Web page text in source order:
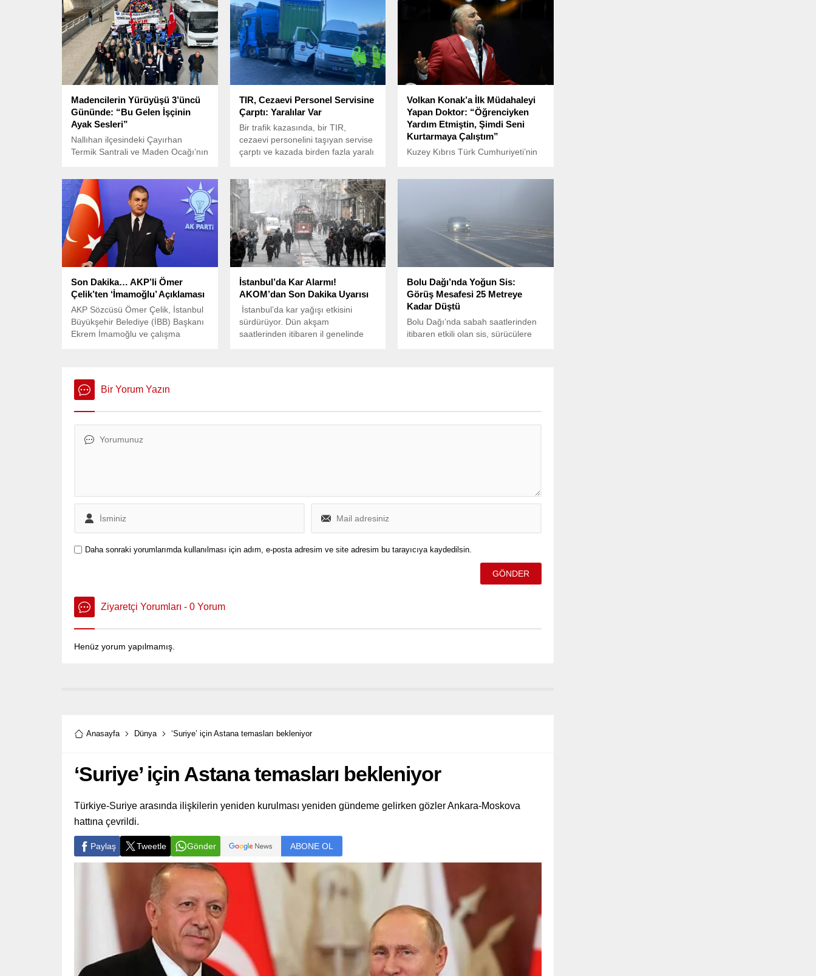
Madencilerin Yürüyüşü 3’üncü
Gününde: “Bu Gelen İşçinin
Ayak Sesleri”
Nallıhan ilçesindeki Çayırhan
Termik Santrali ve Maden Ocağı’nın
Beypazarı’ndan Ankara’ya doğru
başlattıkları yürüyüşün üçüncü
gününde, Sincan ilçesi Yenikent
semtinden ilerlemeye devam
ediyor.
TIR, Cezaevi Personel Servisine
Çarptı: Yaralılar Var
Bir trafik kazasında, bir TIR,
cezaevi personelini taşıyan servise
çarptı ve kazada birden fazla yaralı
meydana geldi. Cezaevi personelini
taşıyan servis aracı, seyir
halindeyken TIR’ın ani bir şekilde
kontrolünü kaybetmesi sonucu
çarpıştı. Kazanın ardından, olay
yerine çok sayıda sağlık ekibi ve
itfaiye ekibi...
Volkan Konak’a İlk Müdahaleyi
Yapan Doktor: “Öğrenciyken
Yardım Etmiştin, Şimdi Seni
Kurtarmaya Çalıştım”
Kuzey Kıbrıs Türk Cumhuriyeti’nin
Son Dakika… AKP’li Ömer
Çelik’ten ‘İmamoğlu’ Açıklaması
AKP Sözcüsü Ömer Çelik, İstanbul
Büyükşehir Belediye (İBB) Başkanı
Ekrem İmamoğlu ve çalışma
İstanbul’da Kar Alarmı!
AKOM’dan Son Dakika Uyarısı
İstanbul’da kar yağışı etkisini
sürdürüyor. Dün akşam
saatlerinden itibaren il genelinde
Bolu Dağı’nda Yoğun Sis:
Görüş Mesafesi 25 Metreye
Kadar Düştü
Bolu Dağı’nda sabah saatlerinden
itibaren etkili olan sis, sürücülere
Bir Yorum Yazın
Daha sonraki yorumlarımda kullanılması için adım, e-posta adresim ve site adresim bu tarayıcıya kaydedilsin.
Ziyaretçi Yorumları - 0 Yorum
Henüz yorum yapılmamış.
Anasayfa Dünya ‘Suriye’ için Astana temasları bekleniyor
‘Suriye’ için Astana temasları bekleniyor
Türkiye-Suriye arasında ilişkilerin yeniden kurulması yeniden gündeme gelirken gözler Ankara-Moskova
hattına çevrildi.
Paylaş Tweetle Gönder ABONE OL